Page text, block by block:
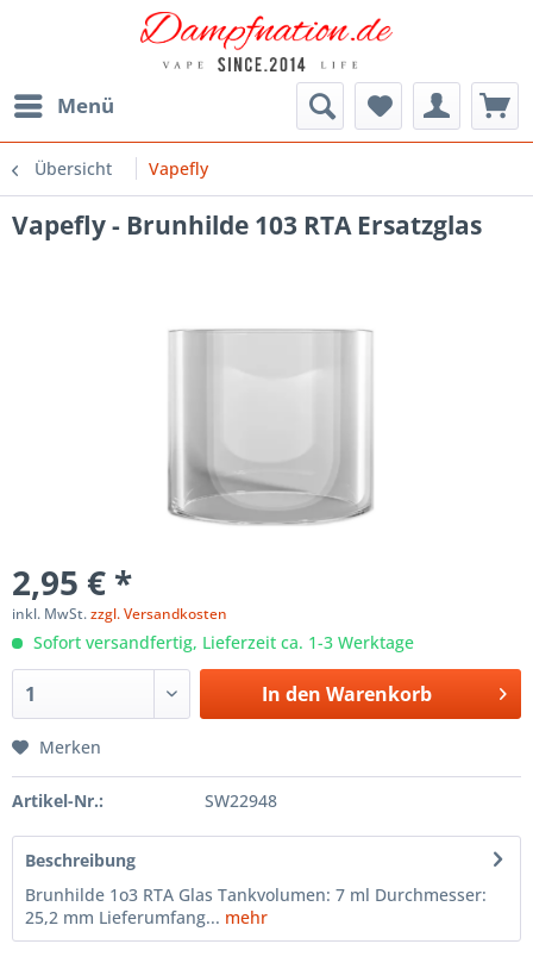
Menü
Übersicht Vapefly
Vapefly - Brunhilde 103 RTA Ersatzglas
2,95 € *
inkl. MwSt.zzgl. Versandkosten
Sofort versandfertig, Lieferzeit ca. 1-3 Werktage
In den Warenkorb
Merken
Artikel-Nr.: SW22948
Beschreibung
Brunhilde 1o3 RTA Glas Tankvolumen: 7 ml Durchmesser:
25,2 mm Lieferumfang... mehr